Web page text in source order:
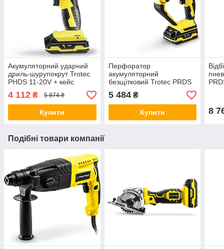
Акумуляторний ударний
дриль-шурупокрут Trotec
PHDS 11-20V + кейс
4 112 ₴ 5 874 ₴
Купити
Перфоратор
акумуляторний
безщітковий Trotec PRDS
(4415000201)
5 484₴
Купити 8
Подібні товари компанії